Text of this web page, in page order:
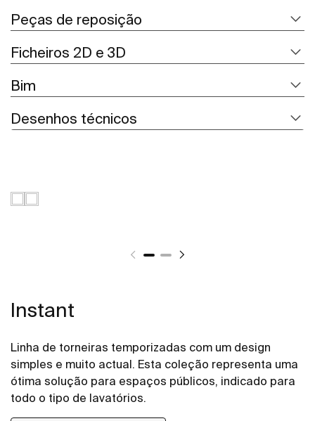
Peças de reposição
Ficheiros 2D e 3D
Bim
Desenhos técnicos
Instant
Linha de torneiras temporizadas com um design
simples e muito actual. Esta coleção representa uma
ótima solução para espaços públicos, indicado para
todo o tipo de lavatórios.